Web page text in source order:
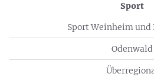
Sport
Sport Weinheim und
Odenwald